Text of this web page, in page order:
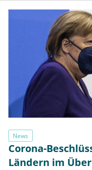
News
Corona-
Ländern im